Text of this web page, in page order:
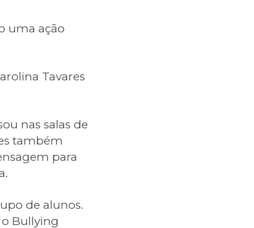
uma ação
Tavares
nas salas de
também
para
de alunos.
Bullying